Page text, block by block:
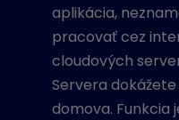
aplikácia,
pracovať cez
cloudových
Servera dokážete
domova. Funkcia